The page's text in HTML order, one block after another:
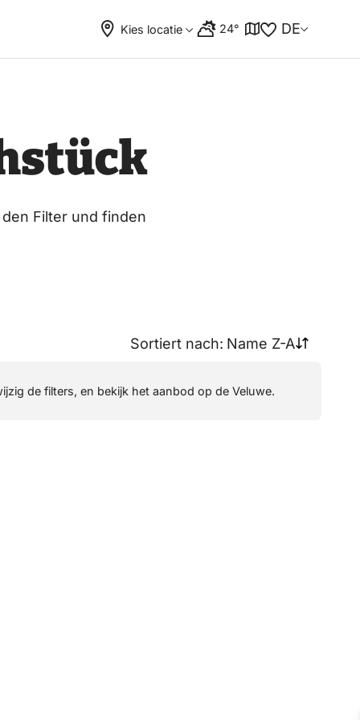
Kies locatie 24° DE
Filter und finden
Sortiert nach: Name Z-A
de filters, en bekijk het aanbod op de Veluwe.